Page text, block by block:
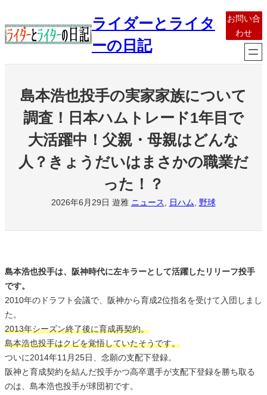
容
を
ライダーとライタ
ーの日記
お問い合
わせ
島本浩也投手の実家家族について
調査！日本ハムトレード1年目で
大活躍中！父親・母親はどんな
人？きょうだいはまさかの職業だ
った！？
2026年6月29日 遊雅 ニュース, 日ハム, 野球
島本浩也投手は、阪神時代に左キラーとして活躍したリリーフ投手
です。
2010年のドラフト会議で、阪神から育成2位指名を受けて入団しまし
た。
2013年シーズン終了後に育成再契約。
島本浩也投手はクビを覚悟していたそうです。
ついに2014年11月25日、念願の支配下登録。
阪神と育成契約を結んだ投手かつ高卒選手が支配下登録を勝ち取る
のは、島本浩也投手が球団初です。